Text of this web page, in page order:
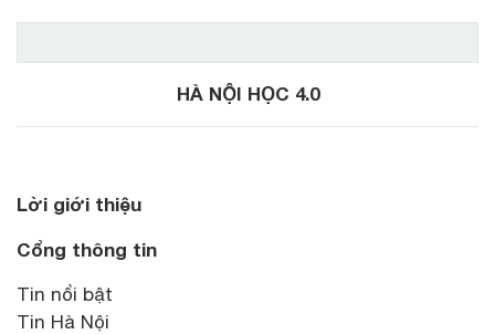
HÀ NỘI HỌC 4.0
Lời giới thiệu
Cổng thông tin
Tin nổi bật
Tin Hà Nội